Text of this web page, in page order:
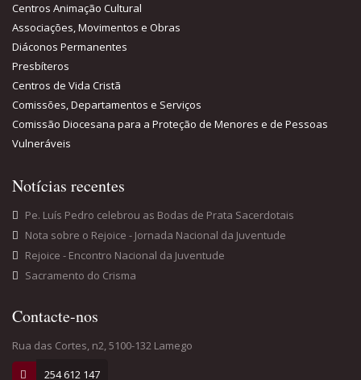
Centros Animação Cultural
Associações, Movimentos e Obras
Diáconos Permanentes
Presbíteros
Centros de Vida Cristã
Comissões, Departamentos e Serviços
Comissão Diocesana para a Proteção de Menores e de Pessoas
Vulneráveis
Notícias recentes
Pe. Luís Pedro celebrou as Bodas de Prata Sacerdotais
Nota sobre o Rejoice - Jornada Nacional da Juventude
Rejoice - Encontro Nacional da Juventude
Sacramento do Crisma
Contacte-nos
Rua das Cortes, n2, 5100-132 Lamego
254 612 147